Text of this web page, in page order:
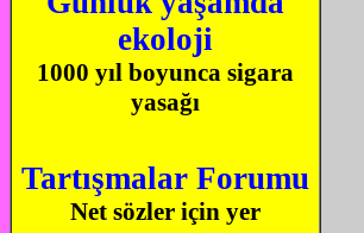
ekoloji
1000 yıl boyunca sigara
yasağı
Tartışmalar Forumu
Net sözler için yer